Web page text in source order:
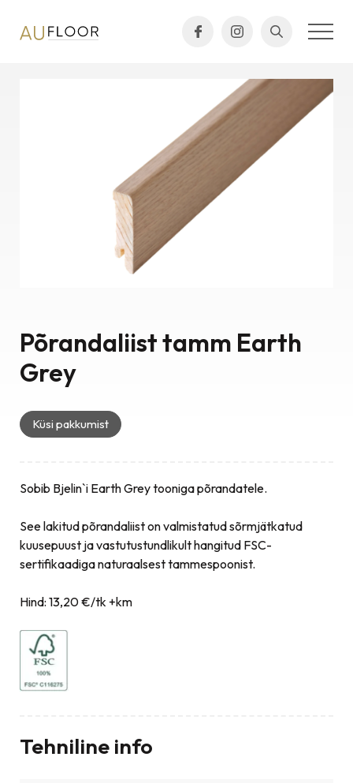
Põrandaliist tamm Earth
Grey
Küsi pakkumist
Sobib Bjelin`i Earth Grey tooniga põrandatele.
See lakitud põrandaliist on valmistatud sõrmjätkatud
kuusepuust ja vastutustundlikult hangitud FSC-
sertifikaadiga naturaalsest tammespoonist.
Hind: 13,20 €/tk +km
Tehniline info